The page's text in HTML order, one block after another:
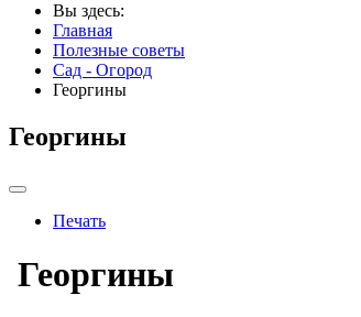
Вы здесь:
Главная
Полезные советы
Сад - Огород
Георгины
Георгины
Печать
Георгины